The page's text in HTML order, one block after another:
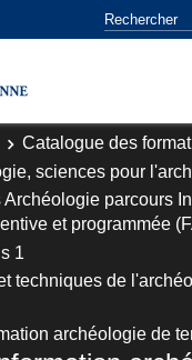
Catalogue des
sciences pour
Archéologie parcours
et programmée
1
techniques de
archéologie de